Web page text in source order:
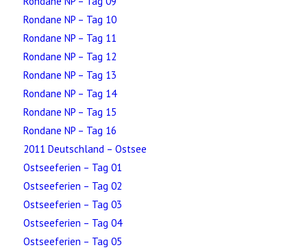
Rondane NP – Tag 10
Rondane NP – Tag 11
Rondane NP – Tag 12
Rondane NP – Tag 13
Rondane NP – Tag 14
Rondane NP – Tag 15
Rondane NP – Tag 16
2011 Deutschland – Ostsee
Ostseeferien – Tag 01
Ostseeferien – Tag 02
Ostseeferien – Tag 03
Ostseeferien – Tag 04
Ostseeferien – Tag 05